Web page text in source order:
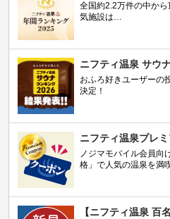
全国約2.2万件の中か
気施設は…
ニフティ温泉 サウ
おふろ好きユーザーの
決定！
ニフティ温泉プレ
ノジマモバイル会員
格」で人気の温泉を満
【ニフティ温泉 百